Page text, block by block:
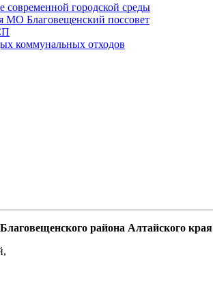
городской среды
МО Благовещенский поссовет
коммунальных отходов
района Алтайского края